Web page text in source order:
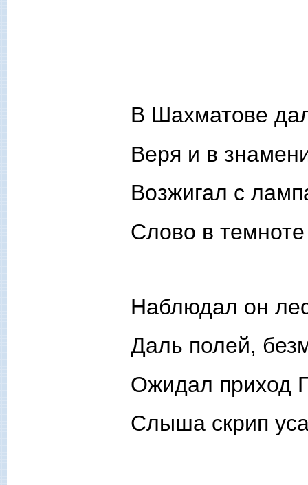
В Шахматове
Веря и в
Возжигал с
Слово в
Наблюдал он
Даль полей,
Ожидал приход
Слыша скрип